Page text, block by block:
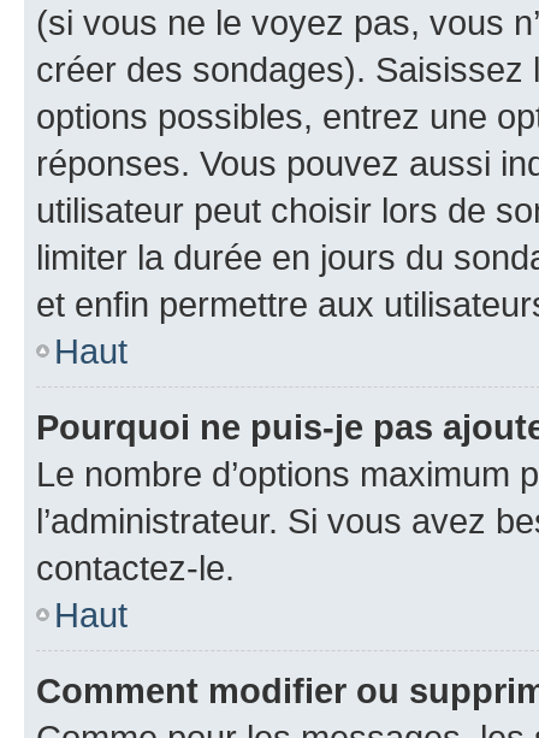
(si vous ne le voyez pas, vous
créer des sondages).
options possibles, entrez une
réponses. Vous pouvez aussi
utilisateur peut choisir lors de
limiter la durée en jours du
et enfin permettre aux
Haut
Pourquoi ne puis-je pas
Le nombre d’options maximum
l’administrateur. Si vous avez
contactez-le.
Haut
Comment modifier ou